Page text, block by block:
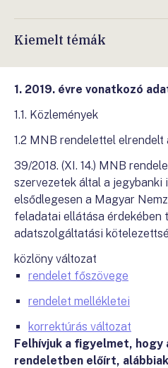
Kiemelt témák
1. 2019. évre vonatkozó
1.1. Közlemények
1.2 MNB rendelettel
39/2018. (XI. 14.) MNB
szervezetek által a jegybanki
elsődlegesen a Magyar
feladatai ellátása érdekében
adatszolgáltatási
közlöny változat
rendelet főszövege
rendelet mellékletei
korrektúrás változat
Felhívjuk a figyelmet, hogy
rendeletben előírt,